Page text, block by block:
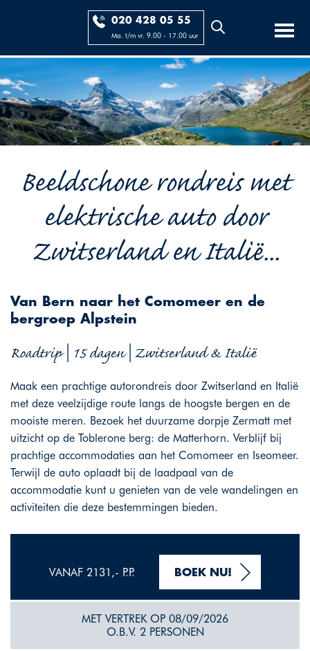
020 428 05 55
Ma. t/m vr. 9.00 - 17.00 uur
Beeldschone rondreis met
elektrische auto door
Zwitserland en Italië...
Van Bern naar het Comomeer en de
bergroep Alpstein
Roadtrip | 15 dagen | Zwitserland & Italië
Maak een prachtige autorondreis door Zwitserland en Italië
met deze veelzijdige route langs de hoogste bergen en de
mooiste meren. Bezoek het duurzame dorpje Zermatt met
uitzicht op de Toblerone berg: de Matterhorn. Verblijf bij
prachtige accommodaties aan het Comomeer en Iseomeer.
Terwijl de auto oplaadt bij de laadpaal van de
accommodatie kunt u genieten van de vele wandelingen en
activiteiten die deze bestemmingen bieden.
VANAF 2131,- P.P. BOEK NU!
MET VERTREK OP 08/09/2026
O.B.V. 2 PERSONEN